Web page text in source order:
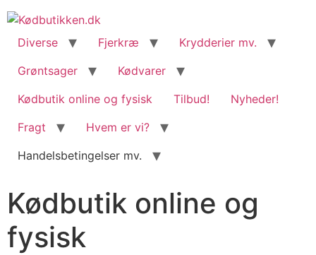
content
Diverse Fjerkræ
Krydderier mv.
Grøntsager
Kødvarer
Kødbutik online og fysisk
Tilbud!
Nyheder!
Fragt
Hvem er vi?
Handelsbetingelser mv.
Kødbutik online og
fysisk